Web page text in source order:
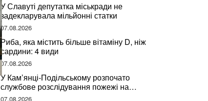
У Славуті депутатка міськради не
задекларувала мільйонні статки
07.08.2026
Риба, яка містить більше вітаміну D, ніж
сардини: 4 види
07.08.2026
У Кам’янці-Подільському розпочато
службове розслідування пожежі на
сміттєзвалищі
07.08.2026